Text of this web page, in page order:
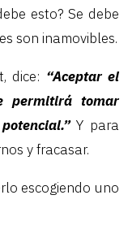
esto? Se debe
son inamovibles.
dice: “Aceptar el
permitirá tomar
Y para
y fracasar.
escogiendo uno